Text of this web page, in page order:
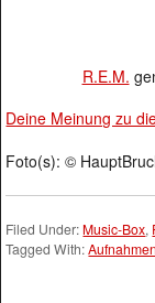
R.E.M.
Deine Meinung zu
Foto(s): ©
Filed Under: Music-Box,
Tagged With:Aufnahmen